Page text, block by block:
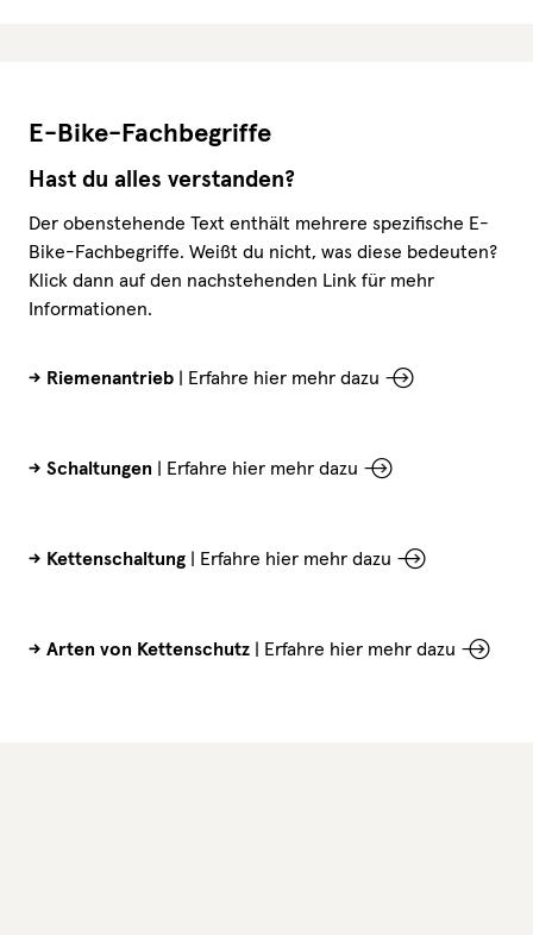
E-Bike-Fachbegriffe
Hast du alles verstanden?
Der obenstehende Text enthält mehrere spezifische E-
Bike-Fachbegriffe. Weißt du nicht, was diese bedeuten?
Klick dann auf den nachstehenden Link für mehr
Informationen.
-> Riemenantrieb Erfahre hier mehr dazu
-> Schaltungen Erfahre hier mehr dazu
-> Kettenschaltung Erfahre hier mehr dazu
-> Arten von Kettenschutz Erfahre hier mehr dazu